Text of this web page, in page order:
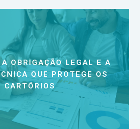
OBRIGAÇÃO LEGAL E A
QUE PROTEGE OS
CARTÓRIOS